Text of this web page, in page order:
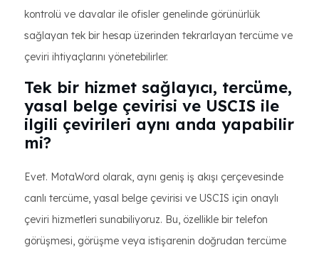
kontrolü ve davalar ile ofisler genelinde görünürlük
sağlayan tek bir hesap üzerinden tekrarlayan tercüme ve
çeviri ihtiyaçlarını yönetebilirler.
Tek bir hizmet sağlayıcı, tercüme,
yasal belge çevirisi ve USCIS ile
ilgili çevirileri aynı anda yapabilir
mi?
Evet. MotaWord olarak, aynı geniş iş akışı çerçevesinde
canlı tercüme, yasal belge çevirisi ve USCIS için onaylı
çeviri hizmetleri sunabiliyoruz. Bu, özellikle bir telefon
görüşmesi, görüşme veya istişarenin doğrudan tercüme